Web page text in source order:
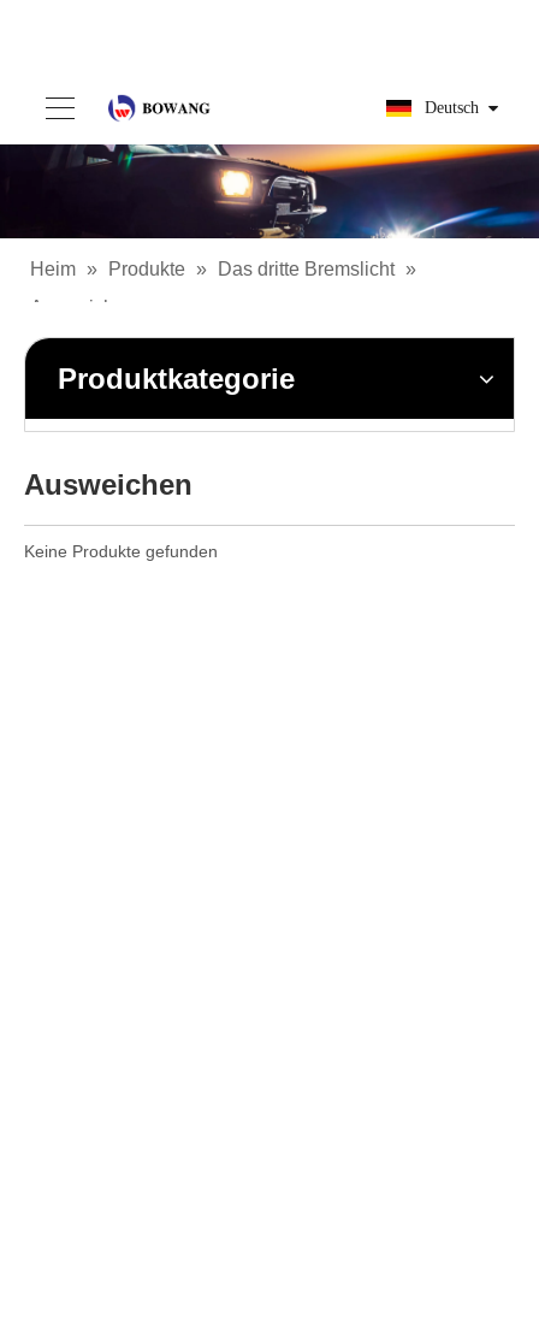
Deutsch
Heim » Produkte » Das dritte Bremslicht »
Ausweichen
Produktkategorie
Ausweichen
Keine Produkte gefunden